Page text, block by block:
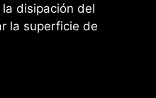
disipación del
la superficie de